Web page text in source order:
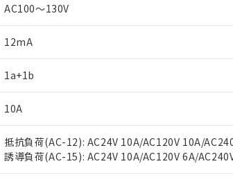
AC100～130V
12mA
1a+1b
10A
抵抗負荷(AC-12): AC24V 10A/AC120V 10A/
誘導負荷(AC-15): AC24V 10A/AC120V 6A/
ご利用条件
以下の条件をお読みいただき、同意のうえご
くものです。
当社制御機器事業取扱商品の中には、本
在庫状況および標準価格照会結果は、記
のであり、閲覧された時点での実際の在
対応済み：EU RoHS指令（10物質）の非
調査・確認中：EU RoHS指令（10物質）の非
非該当品：ライセンス料など無形物で、有害
仕入先様の事情により、非含有部品としてい
があります。
六価クロム(Cr(Ⅵ)) 1000ppm以下、ポリ臭化ビフェニル類
フタル酸ビス(2-エチルヘキシル) (DEHP)(別名：DOP)
ル（DBP） 1000ppm以下、フタル酸ジイソブチル (DIBP)
但し、RoHS指令で産業用監視および制御機器に対する適用
※1 中国RoHS○×表
「×」：最大均質材料含有率が中国RoHSの基
「－」：未確認です。当社販売部門へお問い
*中国RoHS10物質の基準値 (GB/T26572)：
う）を輸出または国外への提供する場合
などの必要な手続きをとります。
当社は規制貨物を破棄する場合は、完全
記
号
説明